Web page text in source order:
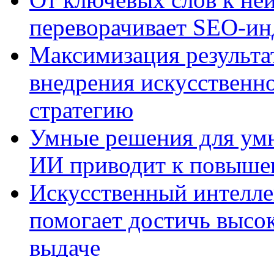
переворачивает SEO-
Максимизация
внедрения
стратегию
Умные решения для
ИИ приводит к
Искусственный
помогает достичь
выдаче